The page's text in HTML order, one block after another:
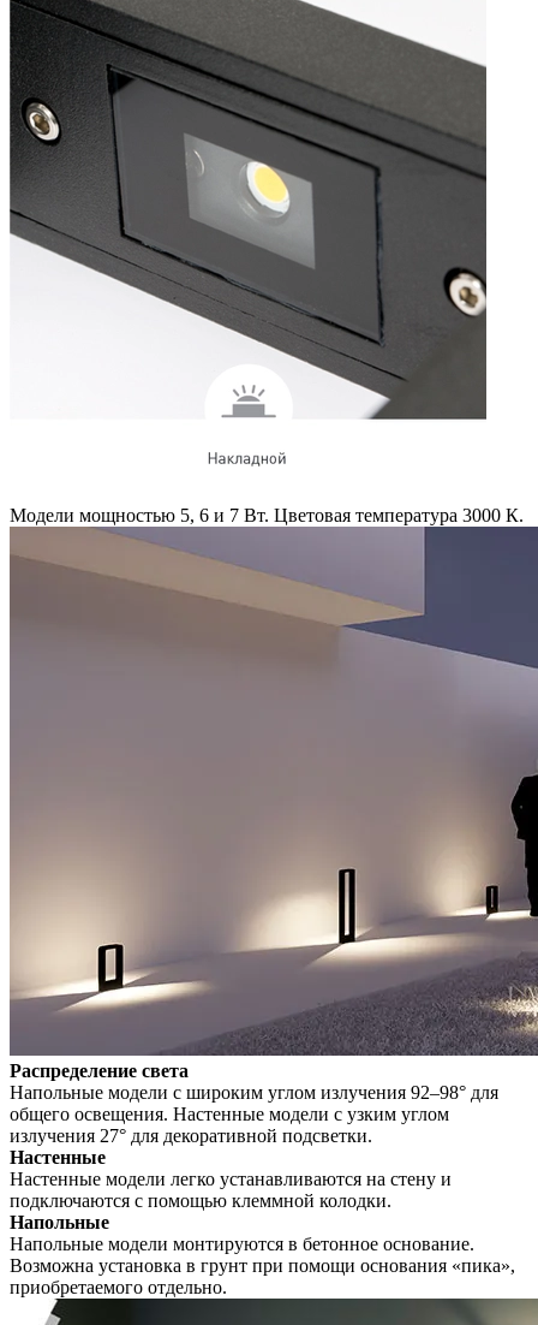
Модели мощностью 5, 6 и 7 Вт. Цветовая температура 3000 К.
Распределение света
Напольные модели с широким углом излучения 92–98° для
общего освещения. Настенные модели с узким углом
излучения 27° для декоративной подсветки.
Настенные
Настенные модели легко устанавливаются на стену и
подключаются с помощью клеммной колодки.
Напольные
Напольные модели монтируются в бетонное основание.
Возможна установка в грунт при помощи основания «пика»,
приобретаемого отдельно.